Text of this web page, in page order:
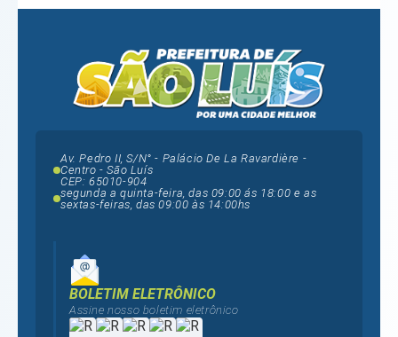
Av. Pedro II, S/N° - Palácio De La Ravardière -
Centro - São Luís
CEP: 65010-904
segunda a quinta-feira, das 09:00 ás 18:00 e as
sextas-feiras, das 09:00 às 14:00hs
BOLETIM ELETRÔNICO
Assine nosso boletim eletrônico